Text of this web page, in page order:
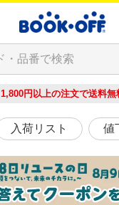
1,800円以上の注文で送料無
入荷リスト 値